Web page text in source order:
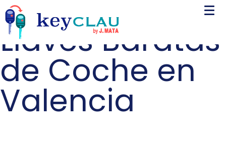
Llaves Baratas
de Coche en
Valencia